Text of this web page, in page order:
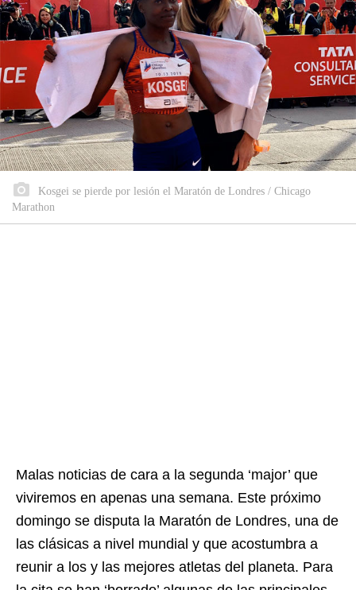
Kosgei se pierde por lesión el Maratón de Londres / Chicago
Marathon
Malas noticias de cara a la segunda ‘major’ que
viviremos en apenas una semana. Este próximo
domingo se disputa la Maratón de Londres, una de
las clásicas a nivel mundial y que acostumbra a
reunir a los y las mejores atletas del planeta. Para